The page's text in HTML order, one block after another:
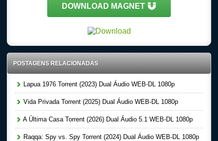
DOWNLOAD MAGNET
POSTAGENS RELACIONADAS
Lapua 1976 Torrent (2023) Dual Áudio WEB-DL 1080p
Vida Privada Torrent (2025) Dual Áudio WEB-DL 1080p
A Última Casa Torrent (2026) Dual Áudio 5.1 WEB-DL 1080p
Raqqa: Spy vs. Spy Torrent (2024) Dual Áudio WEB-DL 1080p